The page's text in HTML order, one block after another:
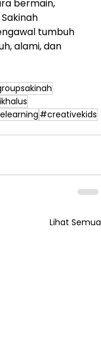
bermain,
tumbuh
alami, dan
#creativekids
Lihat Semua